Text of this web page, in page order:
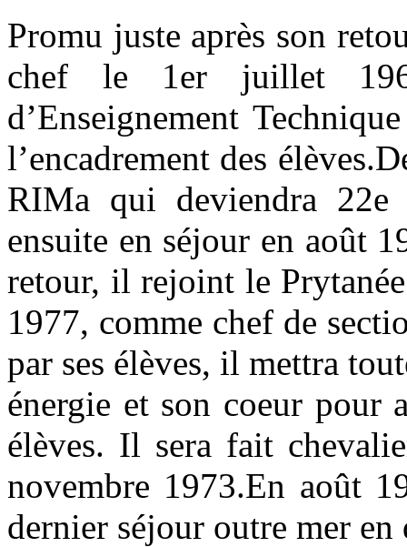
Promu juste après son
chef le 1er juillet
d’Enseignement
l’encadrement des
RIMa qui deviendra
ensuite en séjour en août
retour, il rejoint le
1977, comme chef de
par ses élèves, il mettra
énergie et son coeur pour
élèves. Il sera fait
novembre 1973.En août
dernier séjour outre mer